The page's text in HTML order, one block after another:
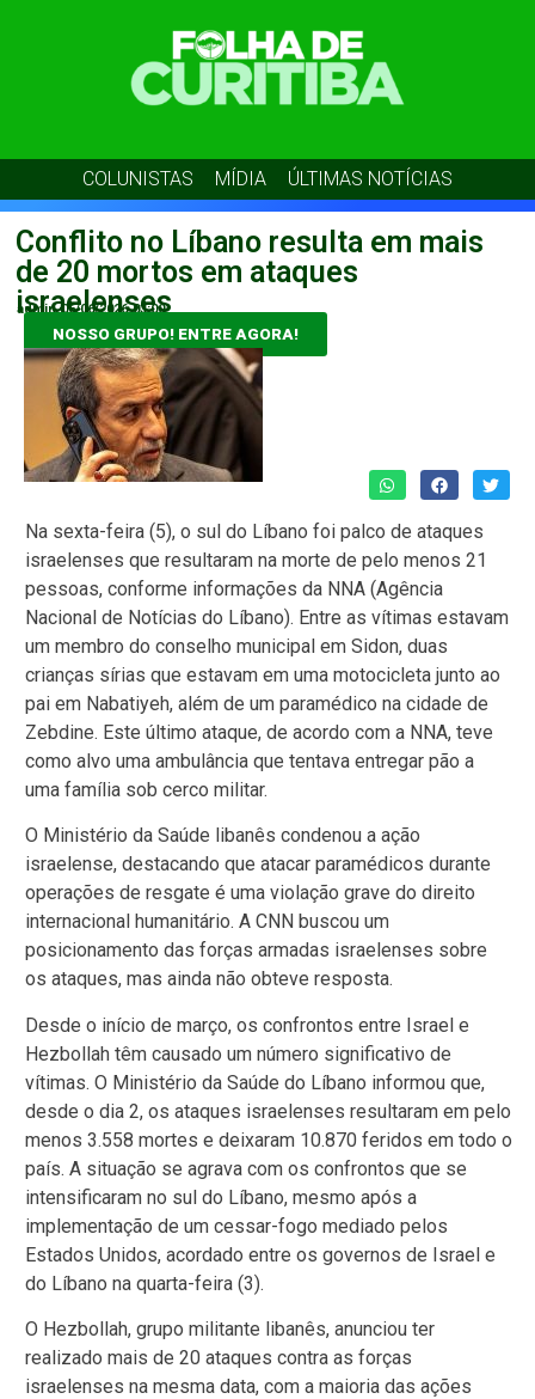
COLUNISTAS MÍDIA ÚLTIMAS NOTÍCIAS
Conflito no Líbano resulta em mais
de 20 mortos em ataques
israelenses
admin 06/06/2026 03:00
NOSSO GRUPO! ENTRE AGORA!
Na sexta-feira (5), o sul do Líbano foi palco de ataques
israelenses que resultaram na morte de pelo menos 21
pessoas, conforme informações da NNA (Agência
Nacional de Notícias do Líbano). Entre as vítimas estavam
um membro do conselho municipal em Sidon, duas
crianças sírias que estavam em uma motocicleta junto ao
pai em Nabatiyeh, além de um paramédico na cidade de
Zebdine. Este último ataque, de acordo com a NNA, teve
como alvo uma ambulância que tentava entregar pão a
uma família sob cerco militar.
O Ministério da Saúde libanês condenou a ação
israelense, destacando que atacar paramédicos durante
operações de resgate é uma violação grave do direito
internacional humanitário. A CNN buscou um
posicionamento das forças armadas israelenses sobre
os ataques, mas ainda não obteve resposta.
Desde o início de março, os confrontos entre Israel e
Hezbollah têm causado um número significativo de
vítimas. O Ministério da Saúde do Líbano informou que,
desde o dia 2, os ataques israelenses resultaram em pelo
menos 3.558 mortes e deixaram 10.870 feridos em todo o
país. A situação se agrava com os confrontos que se
intensificaram no sul do Líbano, mesmo após a
implementação de um cessar-fogo mediado pelos
Estados Unidos, acordado entre os governos de Israel e
do Líbano na quarta-feira (3).
O Hezbollah, grupo militante libanês, anunciou ter
realizado mais de 20 ataques contra as forças
israelenses na mesma data, com a maioria das ações